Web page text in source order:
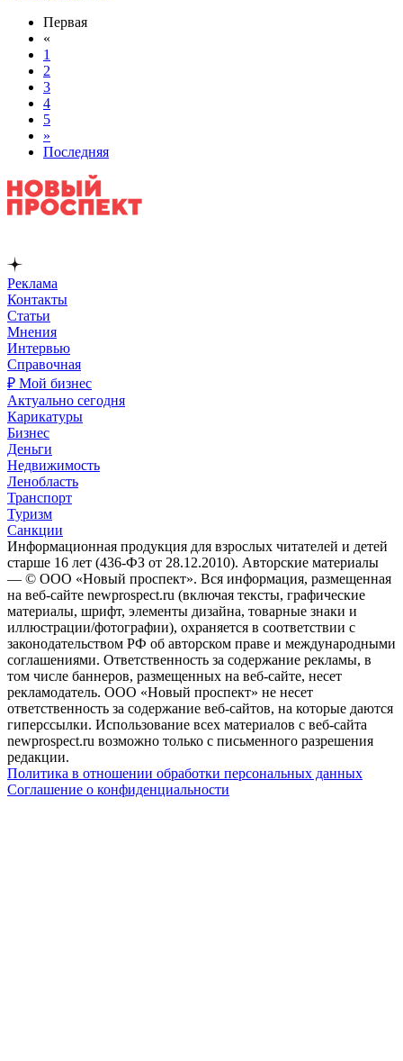
Первая
«
1
2
3
4
5
»
Последняя
Реклама
Контакты
Статьи
Мнения
Интервью
Справочная
₽ Мой бизнес
Актуально сегодня
Карикатуры
Бизнес
Деньги
Недвижимость
Ленобласть
Транспорт
Туризм
Санкции
Информационная продукция для взрослых читателей и детей
старше 16 лет (436-ФЗ от 28.12.2010). Авторские материалы
— © ООО «Новый проспект». Вся информация, размещенная
на веб-сайте newprospect.ru (включая тексты, графические
материалы, шрифт, элементы дизайна, товарные знаки и
иллюстрации/фотографии), охраняется в соответствии с
законодательством РФ об авторском праве и международными
соглашениями. Ответственность за содержание рекламы, в
том числе баннеров, размещенных на веб-сайте, несет
рекламодатель. ООО «Новый проспект» не несет
ответственность за содержание веб-сайтов, на которые даются
гиперссылки. Использование всех материалов с веб-сайта
newprospect.ru возможно только с письменного разрешения
редакции.
Политика в отношении обработки персональных данных
Соглашение о конфиденциальности